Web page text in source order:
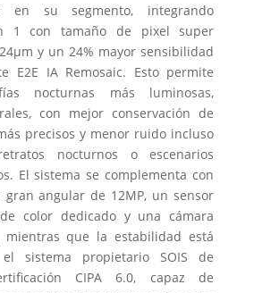
su segmento, integrando
1 con tamaño de pixel super
y un 24% mayor sensibilidad
E2E IA Remosaic. Esto permite
nocturnas más luminosas,
con mejor conservación de
precisos y menor ruido incluso
nocturnos o escenarios
El sistema se complementa con
angular de 12MP, un sensor
color dedicado y una cámara
mientras que la estabilidad está
sistema propietario SOIS de
CIPA 6.0, capaz de